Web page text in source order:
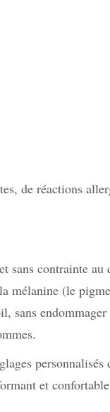
de réactions
sans contrainte
mélanine (le
sans endommager
personnalisés
et